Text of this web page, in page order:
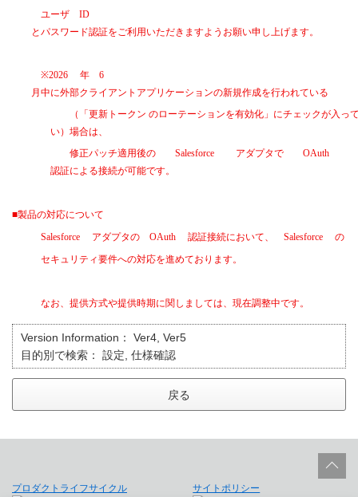
ユーザ
ID
とパスワード認証をご利用いただきますようお願い申し上げます。
※2026 年
6
月中に外部クライアントアプリケーションの新規作成を行われている
（「更新トークン のローテーションを有効化」にチェックが入っ
い）場合は、
修正パッチ適用後の
Salesforce アダプタで
OAuth
認証による接続が可能です。
■製品の対応について
Salesforce
アダプタの OAuth 認証接続において、 Salesforce
の
セキュリティ要件への対応を進めております。
なお、提供方式や提供時期に関しましては、現在調整中です。
Version Information：
Ver4, Ver5
目的別で検索：
設定, 仕様確認
戻る
プロダクトライフサイクル サイトポリシー